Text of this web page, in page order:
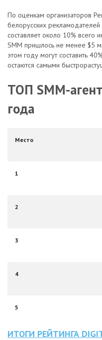
По оценкам организаторов
белорусских
составляет около 10% всего
SMM пришлось не менее $5
этом году могут составить
остаются самыми
ТОП SMM-
года
Место
1
2
3
4
5
ИТОГИ РЕЙТИНГА